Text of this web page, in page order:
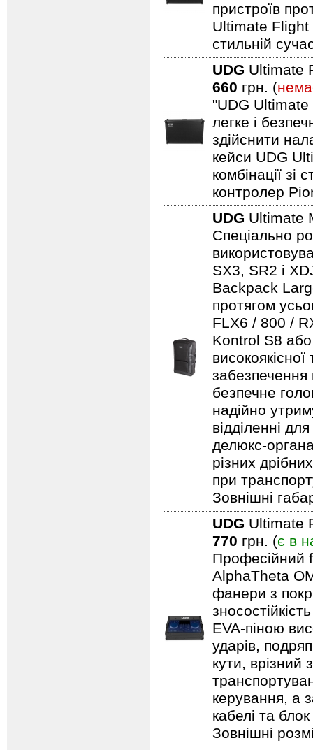
пристроїв
Ultimate Flight
стильній
UDG Ultimate
660 грн. (
"UDG
легке і
здійснити
кейси UDG
комбінації
контролер
UDG Ultimate
Спеціально
SX3, SR2 і
Backpack
протягом
FLX6 / 800 /
Kontrol S8 або
забезпечення
безпечне
надійно
відділенні
делюкс-
різних
при
Зовнішні
UDG Ultimate
770 грн. (є в
Професійний
AlphaTheta
фанери з
EVA-піною
ударів,
кути,
керування, а
кабелі та
Зовнішні